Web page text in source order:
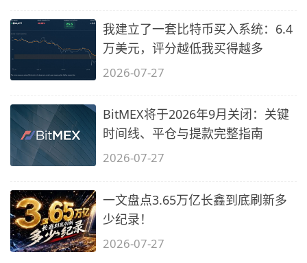
我建立了一套比特币买入系统：6.4
万美元，评分越低我买得越多
2026-07-27
BitMEX将于2026年9月关闭：关键
时间线、平仓与提款完整指南
2026-07-27
一文盘点3.65万亿长鑫到底刷新多
少纪录！
2026-07-27